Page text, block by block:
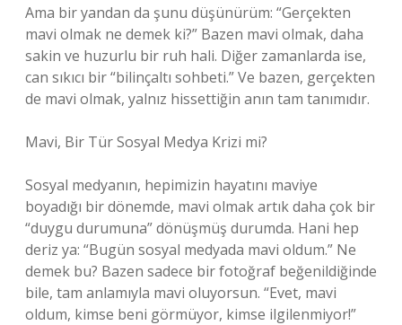
Ama bir yandan da şunu düşünürüm: “Gerçekten
mavi olmak ne demek ki?” Bazen mavi olmak, daha
sakin ve huzurlu bir ruh hali. Diğer zamanlarda ise,
can sıkıcı bir “bilinçaltı sohbeti.” Ve bazen, gerçekten
de mavi olmak, yalnız hissettiğin anın tam tanımıdır.
Mavi, Bir Tür Sosyal Medya Krizi mi?
Sosyal medyanın, hepimizin hayatını maviye
boyadığı bir dönemde, mavi olmak artık daha çok bir
“duygu durumuna” dönüşmüş durumda. Hani hep
deriz ya: “Bugün sosyal medyada mavi oldum.” Ne
demek bu? Bazen sadece bir fotoğraf beğenildiğinde
bile, tam anlamıyla mavi oluyorsun. “Evet, mavi
oldum, kimse beni görmüyor, kimse ilgilenmiyor!”